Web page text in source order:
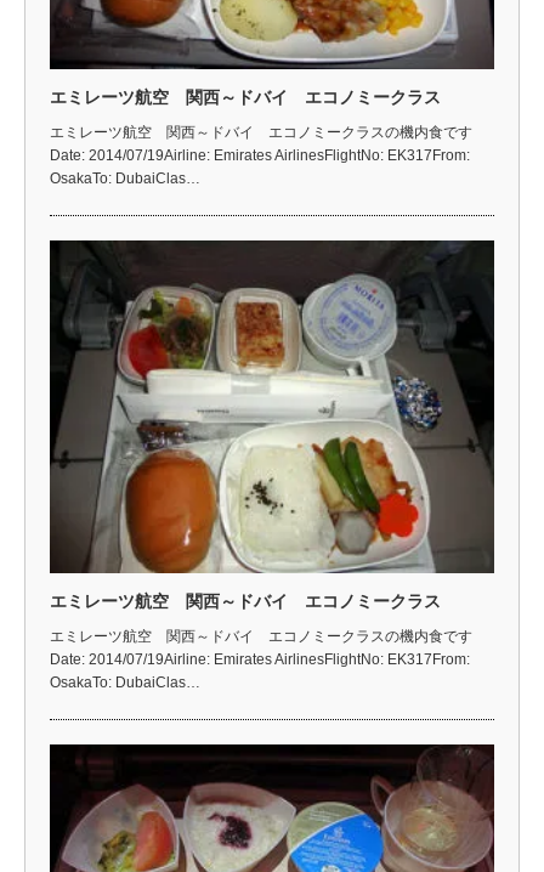
エミレーツ航空 関西～ドバイ エコノミークラス
エミレーツ航空 関西～ドバイ エコノミークラスの機内食です
Date: 2014/07/19Airline: Emirates AirlinesFlightNo: EK317From:
OsakaTo: DubaiClas…
エミレーツ航空 関西～ドバイ エコノミークラス
エミレーツ航空 関西～ドバイ エコノミークラスの機内食です
Date: 2014/07/19Airline: Emirates AirlinesFlightNo: EK317From:
OsakaTo: DubaiClas…